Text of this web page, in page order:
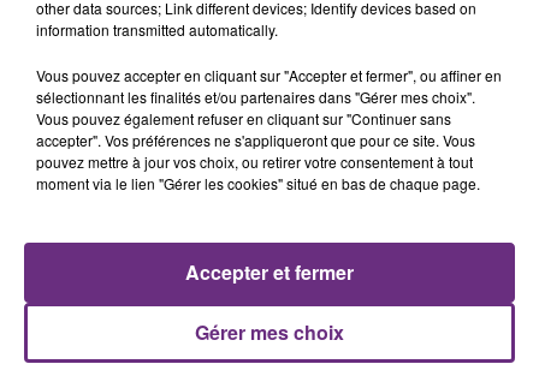
Song)
0h34
0h34
J'me Demande
0h30
0h30
What About Us
other data sources; Link different devices; Identify devices based on
information transmitted automatically.
Vous pouvez accepter en cliquant sur "Accepter et fermer", ou affiner en
sélectionnant les finalités et/ou partenaires dans "Gérer mes choix".
Vous pouvez également refuser en cliquant sur "Continuer sans
accepter". Vos préférences ne s'appliqueront que pour ce site. Vous
pouvez mettre à jour vos choix, ou retirer votre consentement à tout
moment via le lien "Gérer les cookies" situé en bas de chaque page.
Gérer mes choix
Accepter et fermer